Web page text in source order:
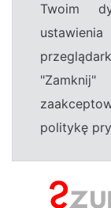
Twoim
politykę